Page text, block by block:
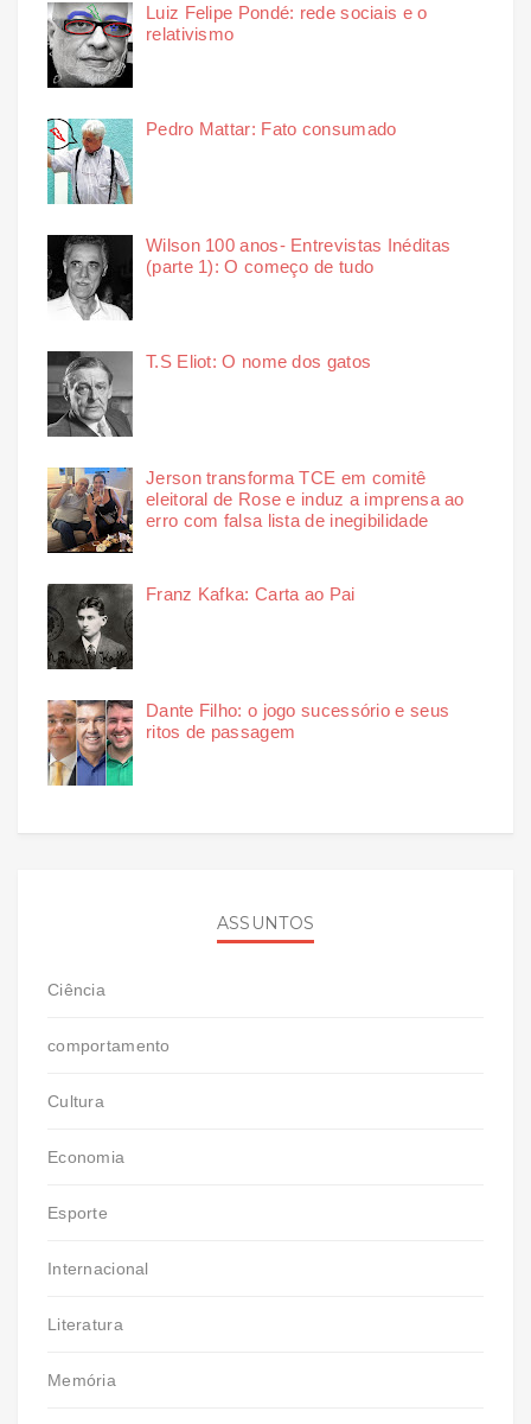
Luiz Felipe Pondé: rede sociais e o
relativismo
Pedro Mattar: Fato consumado
Wilson 100 anos- Entrevistas Inéditas
(parte 1): O começo de tudo
T.S Eliot: O nome dos gatos
Jerson transforma TCE em comitê
eleitoral de Rose e induz a imprensa ao
erro com falsa lista de inegibilidade
Franz Kafka: Carta ao Pai
Dante Filho: o jogo sucessório e seus
ritos de passagem
ASSUNTOS
Ciência
comportamento
Cultura
Economia
Esporte
Internacional
Literatura
Memória